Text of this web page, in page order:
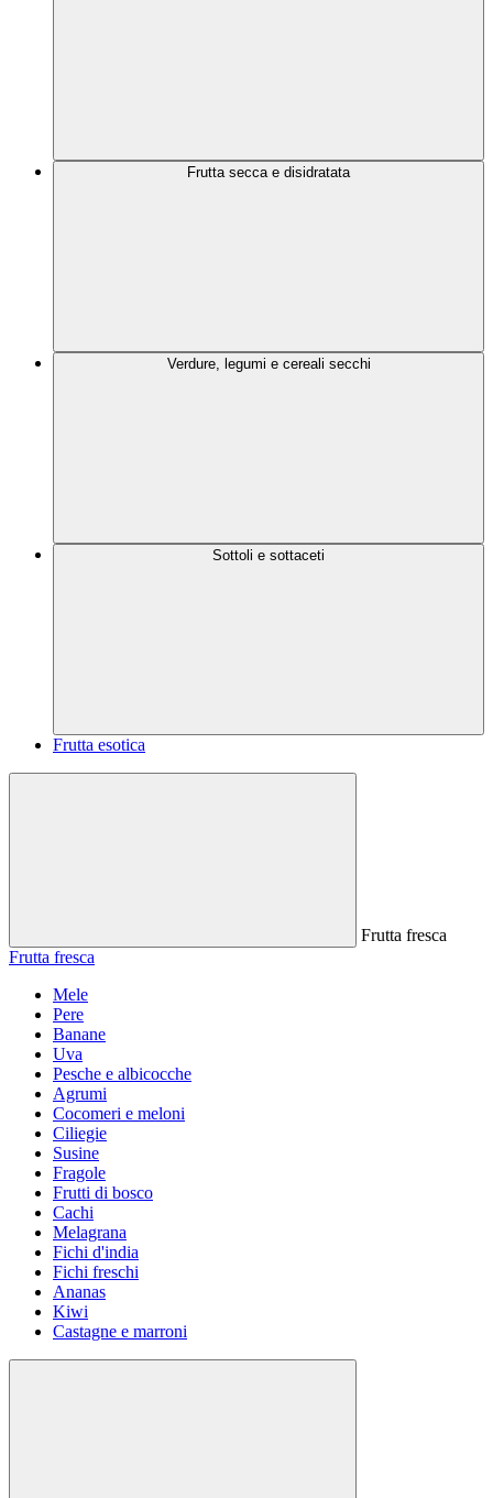
Frutta secca e disidratata
Verdure, legumi e cereali secchi
Sottoli e sottaceti
Frutta esotica
Frutta fresca
Frutta fresca
Mele
Pere
Banane
Uva
Pesche e albicocche
Agrumi
Cocomeri e meloni
Ciliegie
Susine
Fragole
Frutti di bosco
Cachi
Melagrana
Fichi d'india
Fichi freschi
Ananas
Kiwi
Castagne e marroni